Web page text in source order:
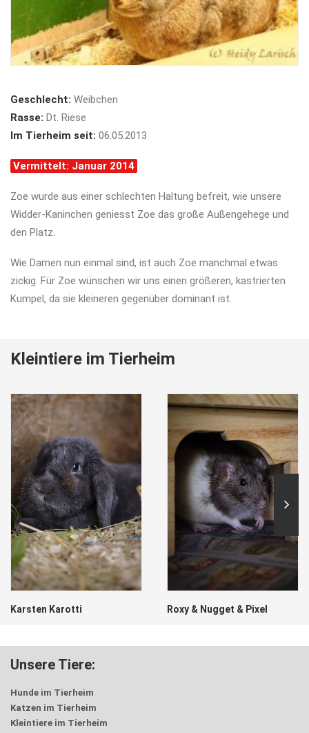
Geschlecht: Weibchen
Rasse: Dt. Riese
Im Tierheim seit: 06.05.2013
Vermittelt: Januar 2014
Zoe wurde aus einer schlechten Haltung befreit, wie unsere
Widder-Kaninchen geniesst Zoe das große Außengehege und
den Platz.
Wie Damen nun einmal sind, ist auch Zoe manchmal etwas
zickig. Für Zoe wünschen wir uns einen größeren, kastrierten
Kumpel, da sie kleineren gegenüber dominant ist.
Kleintiere im Tierheim
Karsten Karotti Roxy & Nugget & Pixel
Unsere Tiere:
Hunde im Tierheim
Katzen im Tierheim
Kleintiere im Tierheim